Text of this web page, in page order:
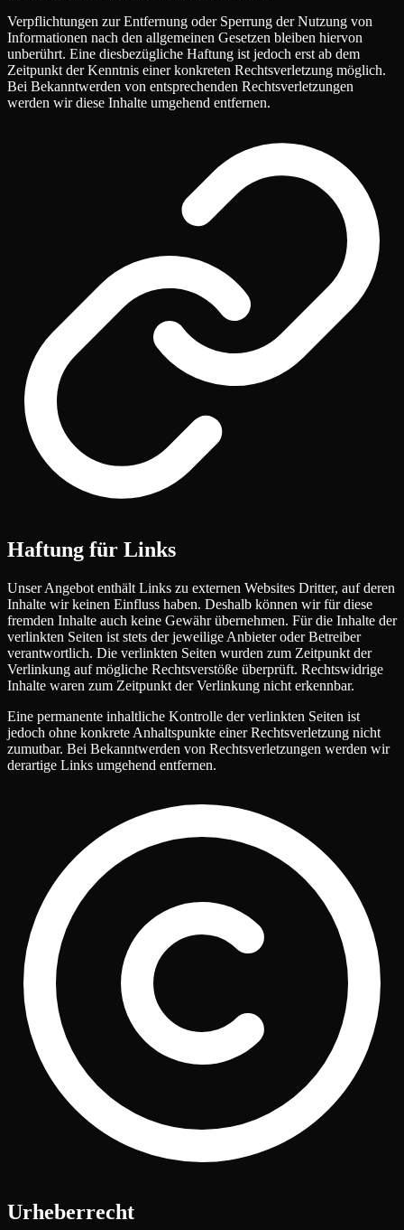
Verpflichtungen zur Entfernung oder Sperrung der Nutzung von
Informationen nach den allgemeinen Gesetzen bleiben hiervon
unberührt. Eine diesbezügliche Haftung ist jedoch erst ab dem
Zeitpunkt der Kenntnis einer konkreten Rechtsverletzung möglich.
Bei Bekanntwerden von entsprechenden Rechtsverletzungen
werden wir diese Inhalte umgehend entfernen.
Haftung für Links
Unser Angebot enthält Links zu externen Websites Dritter, auf deren
Inhalte wir keinen Einfluss haben. Deshalb können wir für diese
fremden Inhalte auch keine Gewähr übernehmen. Für die Inhalte der
verlinkten Seiten ist stets der jeweilige Anbieter oder Betreiber
verantwortlich. Die verlinkten Seiten wurden zum Zeitpunkt der
Verlinkung auf mögliche Rechtsverstöße überprüft. Rechtswidrige
Inhalte waren zum Zeitpunkt der Verlinkung nicht erkennbar.
Eine permanente inhaltliche Kontrolle der verlinkten Seiten ist
jedoch ohne konkrete Anhaltspunkte einer Rechtsverletzung nicht
zumutbar. Bei Bekanntwerden von Rechtsverletzungen werden wir
derartige Links umgehend entfernen.
Urheberrecht